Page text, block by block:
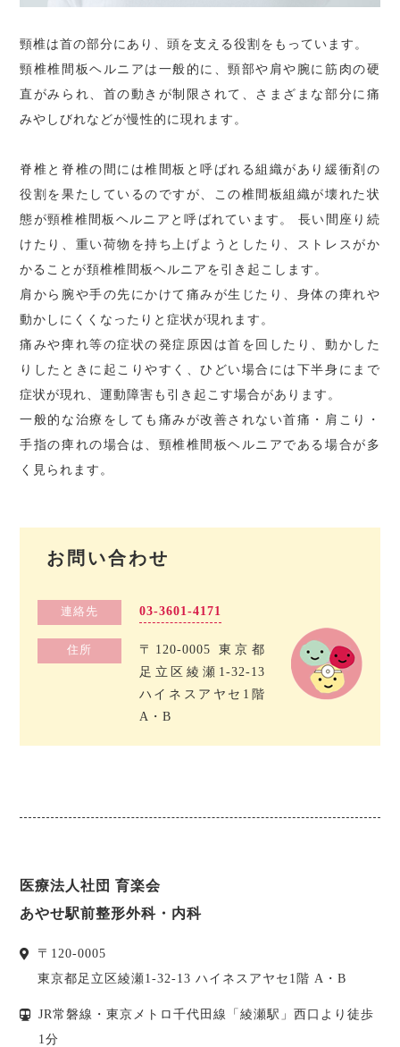
頸椎は首の部分にあり、頭を支える役割をもっています。
頸椎椎間板ヘルニアは一般的に、頸部や肩や腕に筋肉の硬
直がみられ、首の動きが制限されて、さまざまな部分に痛
みやしびれなどが慢性的に現れます。
脊椎と脊椎の間には椎間板と呼ばれる組織があり緩衝剤の
役割を果たしているのですが、この椎間板組織が壊れた状
態が頸椎椎間板ヘルニアと呼ばれています。 長い間座り続
けたり、重い荷物を持ち上げようとしたり、ストレスがか
かることが頚椎椎間板ヘルニアを引き起こします。
肩から腕や手の先にかけて痛みが生じたり、身体の痺れや
動かしにくくなったりと症状が現れます。
痛みや痺れ等の症状の発症原因は首を回したり、動かした
りしたときに起こりやすく、ひどい場合には下半身にまで
症状が現れ、運動障害も引き起こす場合があります。
一般的な治療をしても痛みが改善されない首痛・肩こり・
手指の痺れの場合は、頸椎椎間板ヘルニアである場合が多
く見られます。
お問い合わせ
連絡先 03-3601-4171
住所
〒120-0005 東京都
足立区綾瀬1-32-13
ハイネスアヤセ1階
A・B
医療法人社団 育楽会
あやせ駅前整形外科・内科
〒 120-0005
東京都 足立区綾瀬1-32-13 ハイネスアヤセ1階 A・B
JR常磐線・東京メトロ千代田線「綾瀬駅」西口より徒歩
1分